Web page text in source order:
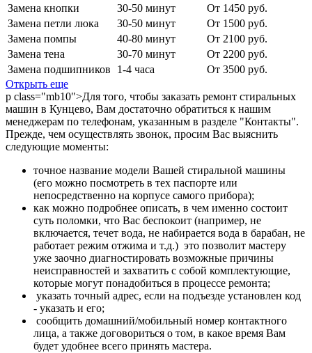
Замена кнопки 30-50 минут
От 1450 руб.
Замена петли люка
30-50 минут
От 1500 руб.
Замена помпы
40-80 минут
От 2100 руб.
Замена тена
30-70 минут
От 2200 руб.
Замена подшипников
1-4 часа
От 3500 руб.
Открыть еще
p class="mb10">Для того, чтобы заказать ремонт стиральных
машин в Кунцево, Вам достаточно обратиться к нашим
менеджерам по телефонам, указанным в разделе "Контакты".
Прежде, чем осуществлять звонок, просим Вас выяснить
следующие моменты:
точное название модели Вашей стиральной машины
(его можно посмотреть в тех паспорте или
непосредственно на корпусе самого прибора);
как можно подробнее описать, в чем именно состоит
суть поломки, что Вас беспокоит (например, не
включается, течет вода, не набирается вода в барабан, не
работает режим отжима и т.д.) это позволит мастеру
уже заочно диагностировать возможные причины
неисправностей и захватить с собой комплектующие,
которые могут понадобиться в процессе ремонта;
указать точный адрес, если на подъезде установлен код
- указать и его;
сообщить домашний/мобильный номер контактного
лица, а также договориться о том, в какое время Вам
будет удобнее всего принять мастера.